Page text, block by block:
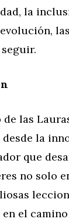
la
de las
desde la
que
no solo
el